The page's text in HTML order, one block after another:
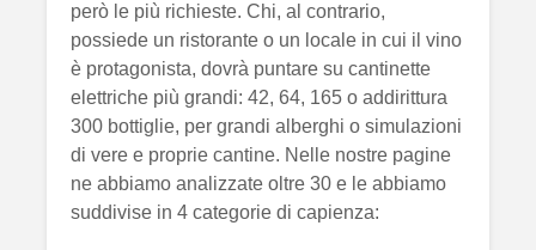
però le più richieste. Chi, al contrario,
possiede un ristorante o un locale in cui il vino
è protagonista, dovrà puntare su cantinette
elettriche più grandi: 42, 64, 165 o addirittura
300 bottiglie, per grandi alberghi o simulazioni
di vere e proprie cantine. Nelle nostre pagine
ne abbiamo analizzate oltre 30 e le abbiamo
suddivise in 4 categorie di capienza: